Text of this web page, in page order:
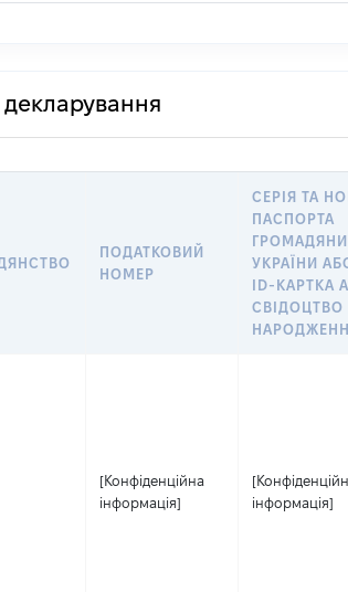
декларування
ПОДАТКОВИЙ
НОМЕР
СЕРІЯ ТА
ПАСПОРТА
УКРАЇНИ
ID-КАРТКА
СВІДОЦТВО
[Конфіденційна
інформація]
інформація]